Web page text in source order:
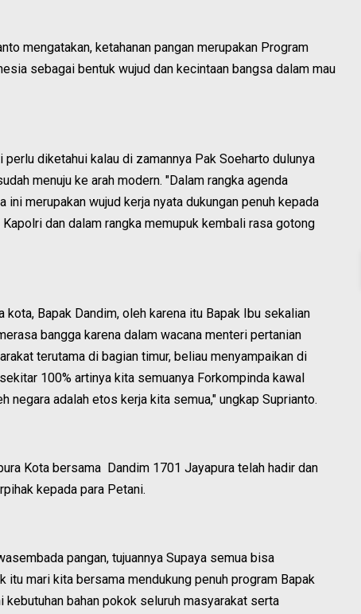
mengatakan, ketahanan pangan merupakan Program
sebagai bentuk wujud dan kecintaan bangsa dalam mau
diketahui kalau di zamannya Pak Soeharto dulunya
menuju ke arah modern. "Dalam rangka agenda
merupakan wujud kerja nyata dukungan penuh kepada
dan dalam rangka memupuk kembali rasa gotong
Bapak Dandim, oleh karena itu Bapak Ibu sekalian
bangga karena dalam wacana menteri pertanian
terutama di bagian timur, beliau menyampaikan di
100% artinya kita semuanya Forkompinda kawal
negara adalah etos kerja kita semua," ungkap Suprianto.
Kota bersama Dandim 1701 Jayapura telah hadir dan
kepada para Petani.
pangan, tujuannya Supaya semua bisa
itu mari kita bersama mendukung penuh program Bapak
bahan pokok seluruh masyarakat serta